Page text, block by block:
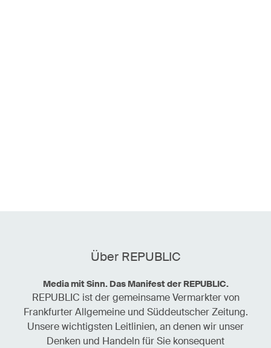
Über REPUBLIC
Media mit Sinn. Das Manifest der REPUBLIC.
REPUBLIC ist der gemeinsame Vermarkter von
Frankfurter Allgemeine und Süddeutscher Zeitung.
Unsere wichtigsten Leitlinien, an denen wir unser
Denken und Handeln für Sie konsequent